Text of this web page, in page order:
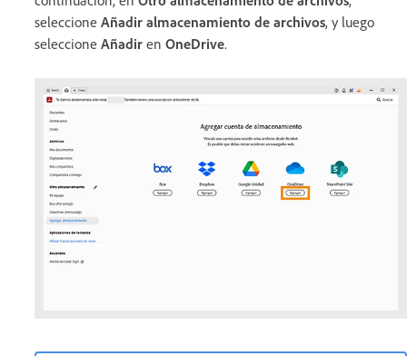
seleccione Añadir almacenamiento de archivos, y luego
seleccione Añadir en OneDrive.